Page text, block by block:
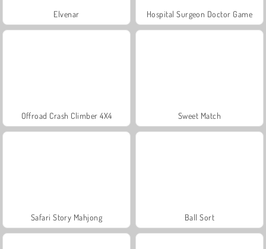
Elvenar Hospital Surgeon Doctor Game
Offroad Crash Climber 4X4 Sweet Match
Safari Story Mahjong Ball Sort